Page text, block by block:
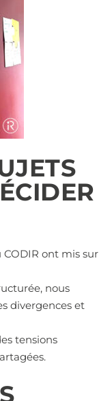
ont mis sur
nous
divergences et
tensions